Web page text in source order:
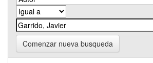
Comenzar nueva busqueda